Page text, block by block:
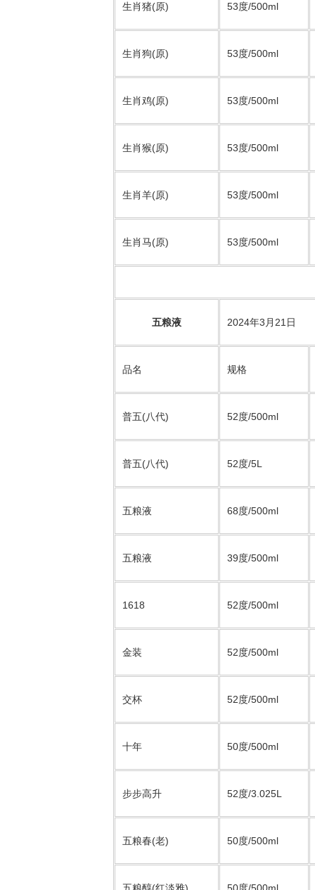
生肖猪(原) 53度/500ml
生肖狗(原) 53度/500ml
生肖鸡(原) 53度/500ml
生肖猴(原) 53度/500ml
生肖羊(原) 53度/500ml
生肖马(原) 53度/500ml
五粮液 2024年3月21日
品名 规格
普五(八代) 52度/500ml
普五(八代) 52度/5L
五粮液 68度/500ml
五粮液 39度/500ml
1618 52度/500ml
金装 52度/500ml
交杯 52度/500ml
十年 50度/500ml
步步高升 52度/3.025L
五粮春(老) 50度/500ml